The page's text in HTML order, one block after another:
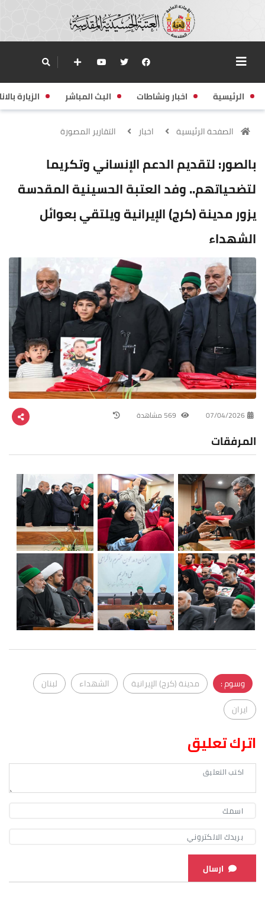
الرئيسية اخبار ونشاطات البث المباشر الزيارة
الصفحة الرئيسية اخبار التقارير المصورة
بالصور: لتقديم الدعم الإنساني وتكريما
لتضحياتهم.. وفد العتبة الحسينية المقدسة
يزور مدينة (كرج) الإيرانية ويلتقي بعوائل
الشهداء
07/04/2026
المرفقات
وسوم : مدينة (كرج) الإيرانية الشهداء
لبنان
ايران
اترك تعليق
ارسال